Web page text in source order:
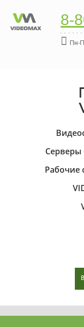
8-
Пн-
Серверы
Рабочие